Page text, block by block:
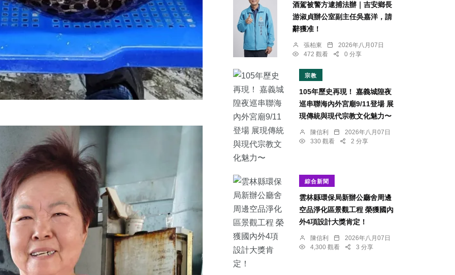
酒駕被警方逮捕法辦｜吉安鄉長
游淑貞辦公室副主任吳嘉洋，請
辭獲准！
張柏東
2026年八月07日
472 觀看
0 分享
宗教
105年歷史再現！ 嘉義城隍夜
巡串聯海內外宮廟9/11登場 展
現傳統與現代宗教文化魅力〜
陳信利
2026年八月07日
330 觀看
2 分享
綜合新聞
雲林縣環保局新辦公廳舍周邊
空品淨化區景觀工程 榮獲國內
外4項設計大獎肯定！
陳信利
2026年八月07日
4,300 觀看
3 分享